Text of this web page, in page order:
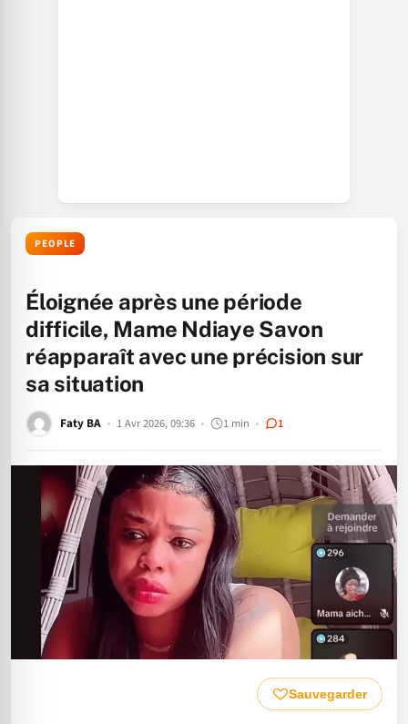
PEOPLE
Éloignée après une période
difficile, Mame Ndiaye Savon
réapparaît avec une précision sur
sa situation
Faty BA 1 Avr 2026, 09:36 1 min 1
Sauvegarder